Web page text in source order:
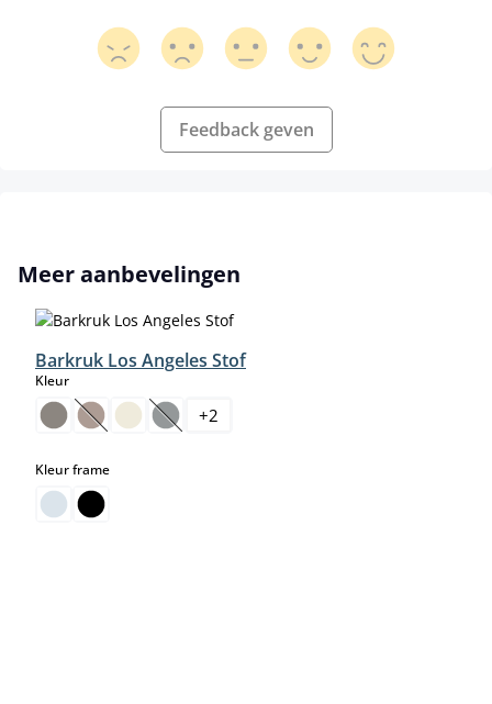
Feedback geven
Productgalerij overslaan
Meer aanbevelingen
Barkruk Los Angeles Stof
Kleurselect
(Deze optie is momenteel niet beschikbaar.)
(Deze optie is momenteel niet beschikbaar.)
+2
Kleur frameselect